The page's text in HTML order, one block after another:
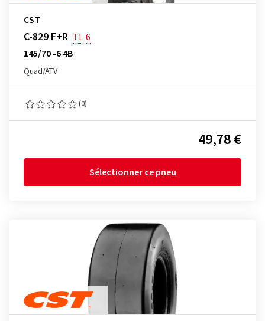
CST
C-829 F+R TL6
145/70 -6 4B
Quad/ATV
(0)
49,78 €
Sélectionner ce pneu